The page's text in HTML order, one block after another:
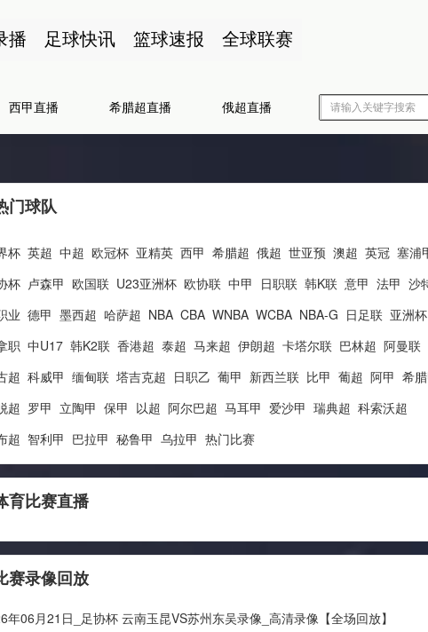
播 足球快讯 篮球速报 全球联赛
西甲直播 希腊超直播 俄超直播
门球队
杯 英超 中超 欧冠杯 亚精英 西甲 希腊超 俄超 世亚预 澳超 英冠 塞浦
杯 卢森甲 欧国联 U23亚洲杯 欧协联 中甲 日职联 韩K联 意甲 法甲 沙
业 德甲 墨西超 哈萨超 NBA CBA WNBA WCBA NBA-G 日足联 亚洲杯
职 中U17 韩K2联 香港超 泰超 马来超 伊朗超 卡塔尔联 巴林超 阿曼联
超 科威甲 缅甸联 塔吉克超 日职乙 葡甲 新西兰联 比甲 葡超 阿甲 希
超 罗甲 立陶甲 保甲 以超 阿尔巴超 马耳甲 爱沙甲 瑞典超 科索沃超
超 智利甲 巴拉甲 秘鲁甲 乌拉甲 热门比赛
育比赛直播
赛录像回放
年06月21日_足协杯 云南玉昆VS苏州东吴录像_高清录像【全场回放】